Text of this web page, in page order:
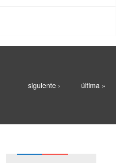
siguiente › última »